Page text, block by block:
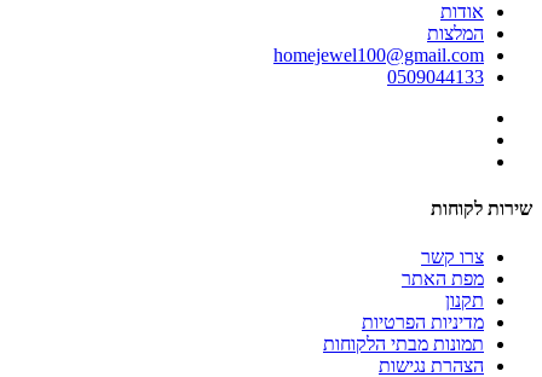
אודות
המלצות
homejewel100@gmail.com
0509044133
שירות לקוחות
צרו קשר
מפת האתר
תקנון
מדיניות הפרטיות
תמונות מבתי הלקוחות
הצהרת נגישות